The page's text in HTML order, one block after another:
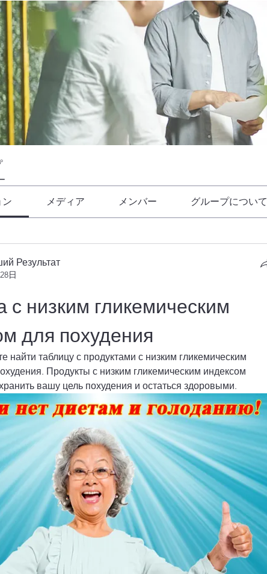
ン メディア メンバー グループについて
Результат
日
с низким гликемическим
для похудения
найти таблицу с продуктами с низким гликемическим
Продукты с низким гликемическим индексом
вашу цель похудения и остаться здоровыми.